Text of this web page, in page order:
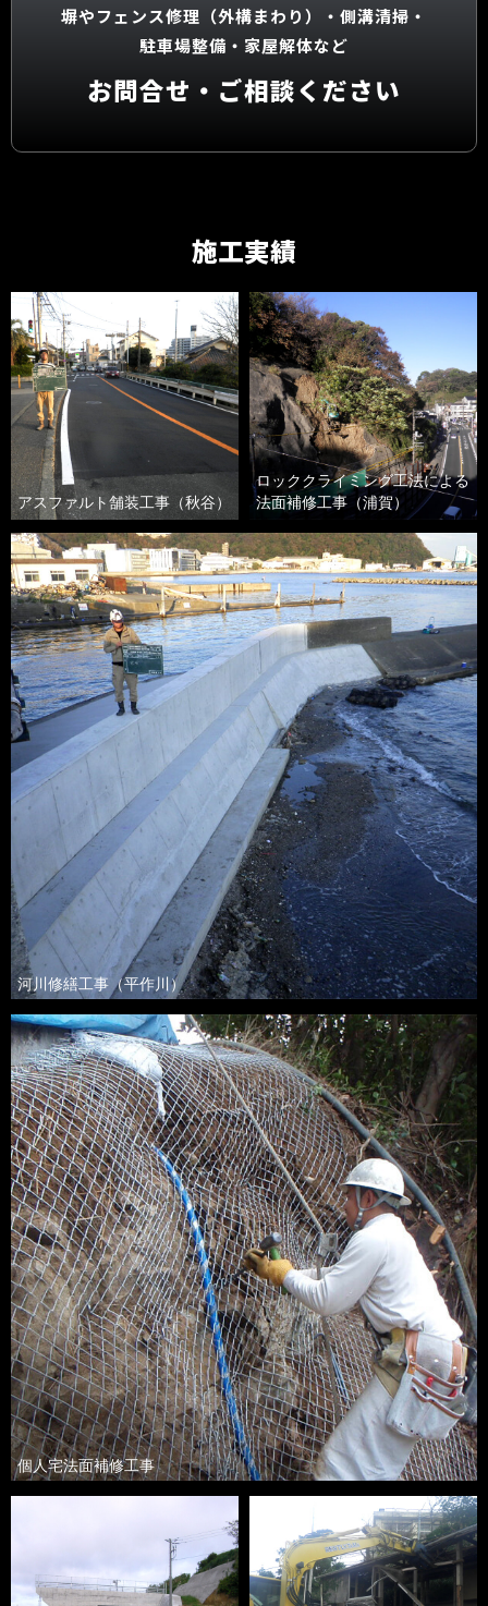
塀やフェンス修理（外構まわり）・ 側溝清掃・
駐車場整備・ 家屋解体など
お問合せ・ご相談ください
施工実績
アスファルト舗装工事 （秋谷）
ロッククライミング工法による
法面補修工事 （浦賀）
河川修繕工事 （平作川）
個人宅法面補修工事